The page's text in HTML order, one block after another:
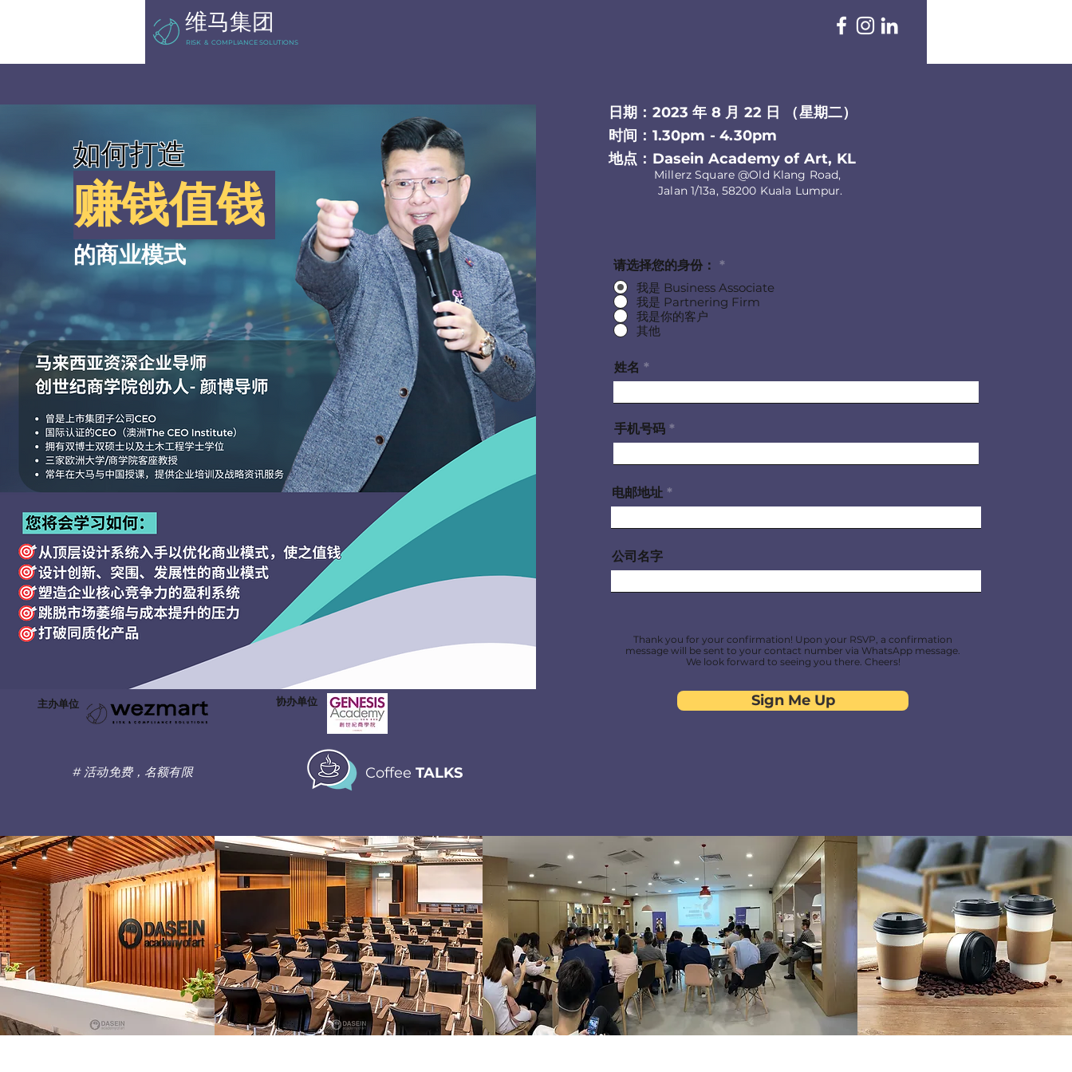
维马集团
RISK & COMPLIANCE SOLUTIONS
​如何打造
​赚钱值钱
的商业模式
协办单位
主办单位
# 活动免费，名额有限 Coffee TALKS
日期：2023 年 8 月 22 日 （星期二）
时间：1.30pm - 4.30pm
地点：Dasein Academy of Art, KL
Millerz Square @Old Klang Road,
Jalan 1/13a, 58200 Kuala Lumpur.
请选择您的身份： *
我是 Business Associate
我是 Partnering Firm
我是你的客户
其他
姓名
手机号码
电邮地址
公司名字
Thank you for your confirmation! Upon your RSVP, a confirmation
message will be sent to your contact number via WhatsApp message.
We look forward to seeing you there. Cheers!
Sign Me Up